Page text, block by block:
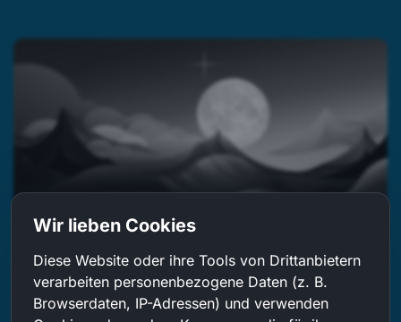
Hol dir den Job, den du
verdienst
Wir lieben Cookies
Diese Website oder ihre Tools von Drittanbietern
verarbeiten personenbezogene Daten (z. B.
Browserdaten, IP-Adressen) und verwenden